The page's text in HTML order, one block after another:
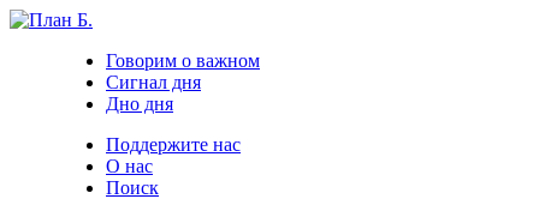
Говорим о важном
Сигнал дня
Дно дня
Поддержите нас
О нас
Поиск